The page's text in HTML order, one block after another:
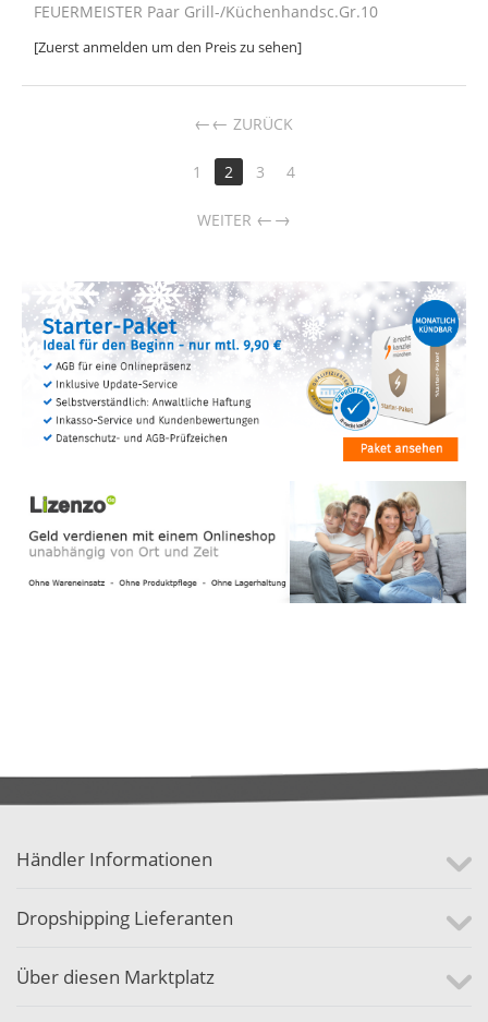
FEUERMEISTER Paar Grill-/Küchenhandsc.Gr.10
[Zuerst anmelden um den Preis zu sehen]
← ZURÜCK
1 2 3 4
WEITER →
Händler Informationen
Dropshipping Lieferanten
Über diesen Marktplatz